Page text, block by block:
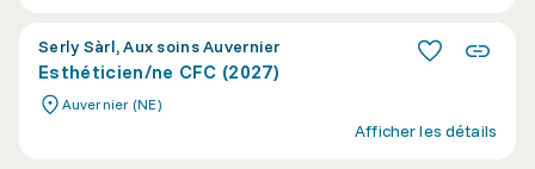
Serly Sàrl, Aux soins Auvernier
Esthéticien/ne CFC (2027)
Auvernier (NE)
Afficher les détails